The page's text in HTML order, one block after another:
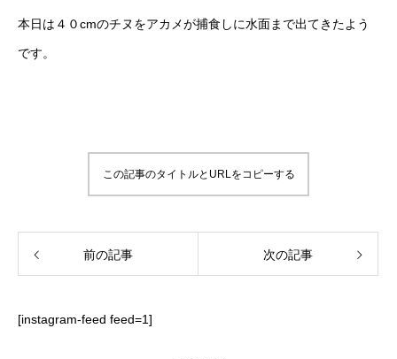
本日は４０cmのチヌをアカメが捕食しに水面まで出てきたよう
です。
この記事のタイトルとURLをコピーする
前の記事 次の記事
[instagram-feed feed=1]